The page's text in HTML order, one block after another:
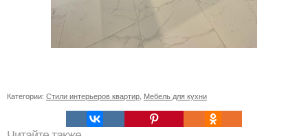
Категории: Стили интерьеров квартир Мебель для кухни